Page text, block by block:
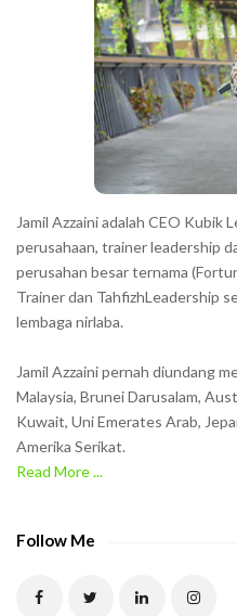
Jamil Azzaini adalah CEO Kubik
perusahaan, trainer leadership
perusahan besar ternama
Trainer dan TahfizhLeadership
lembaga nirlaba.
Jamil Azzaini pernah diundang
Malaysia, Brunei Darusalam,
Kuwait, Uni Emerates Arab,
Amerika Serikat.
Read More ...
Follow Me